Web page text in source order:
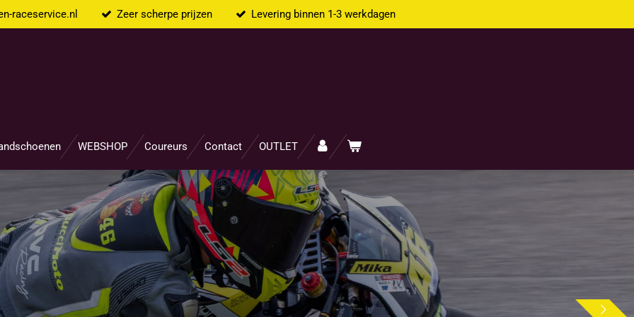
raceservice.nl Zeer scherpe prijzen Levering binnen 1-3 werkdagen
WEBSHOP Coureurs Contact OUTLET